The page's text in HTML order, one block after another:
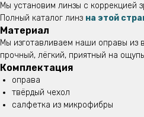
Мы установим линзы с коррекцией
Полный каталог линз на этой
Материал
Мы изготавливаем наши оправы из
прочный, лёгкий, приятный на
Комплектация
оправа
твёрдый чехол
салфетка из микрофибры